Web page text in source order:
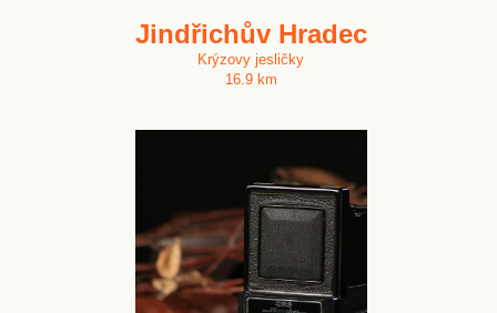
Jindřichův Hradec
Krýzovy jesličky
16.9 km